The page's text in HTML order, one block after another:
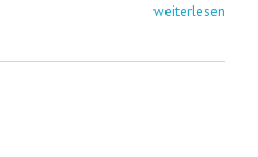
weiterlesen